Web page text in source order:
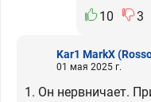
10
3
Kar1 MarkX
01 мая 2025 г.
1. Он нервничает.